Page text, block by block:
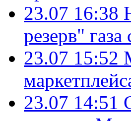
23.07 16:38
резерв" газа
23.07 15:52
23.07 14:51